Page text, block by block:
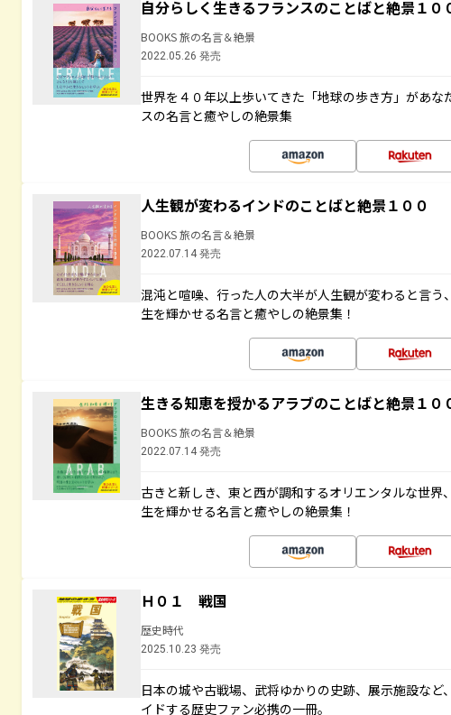
自分らしく生きるフランスのことばと絶景１０
BOOKS 旅の名言＆絶景
2022.05.26 発売
世界を４０年以上歩いてきた「地球の歩き方」があ
スの名言と癒やしの絶景集
人生観が変わるインドのことばと絶景１００
BOOKS 旅の名言＆絶景
2022.07.14 発売
混沌と喧噪、行った人の大半が人生観が変わると言
生を輝かせる名言と癒やしの絶景集！
生きる知恵を授かるアラブのことばと絶景１０
BOOKS 旅の名言＆絶景
2022.07.14 発売
古きと新しき、東と西が調和するオリエンタルな世
生を輝かせる名言と癒やしの絶景集！
Ｈ０１ 戦国
歴史時代
2025.10.23 発売
日本の城や古戦場、武将ゆかりの史跡、展示施設な
イドする歴史ファン必携の一冊。